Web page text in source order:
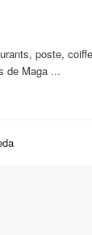
poste,
de Maga ...